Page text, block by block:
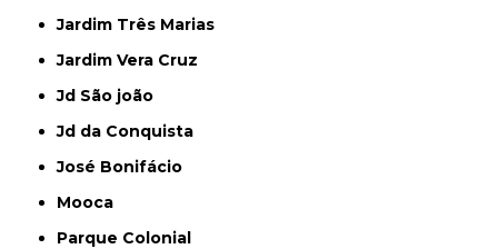
Jardim Três Marias
Jardim Vera Cruz
Jd São joão
Jd da Conquista
José Bonifácio
Mooca
Parque Colonial